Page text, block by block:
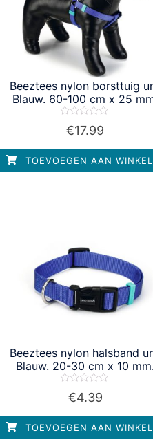
Beeztees nylon borsttuig
Blauw. 60-100 cm x 25
Waardering
5
€17.99
TOEVOEGEN AAN
Beeztees nylon halsband
Blauw. 20-30 cm x 10 mm.
Waardering
5
€4.39
TOEVOEGEN AAN